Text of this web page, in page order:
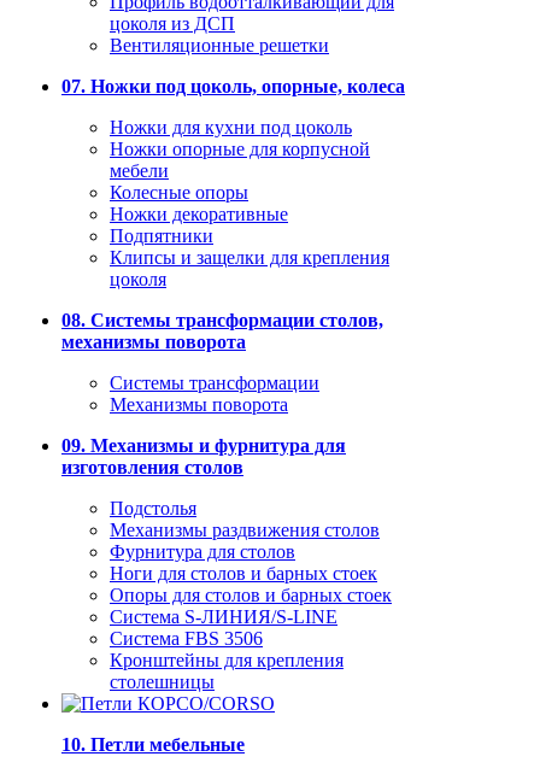
цоколя из ДСП
Вентиляционные решетки
07. Ножки под цоколь, опорные, колеса
Ножки для кухни под цоколь
Ножки опорные для корпусной
мебели
Колесные опоры
Ножки декоративные
Подпятники
Клипсы и защелки для крепления
цоколя
08. Системы трансформации столов,
механизмы поворота
Системы трансформации
Механизмы поворота
09. Механизмы и фурнитура для
изготовления столов
Подстолья
Механизмы раздвижения столов
Фурнитура для столов
Ноги для столов и барных стоек
Опоры для столов и барных стоек
Система S-ЛИНИЯ/S-LINE
Система FBS 3506
Кронштейны для крепления
столешницы
10. Петли мебельные